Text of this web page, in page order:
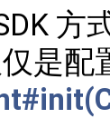
方
仅是